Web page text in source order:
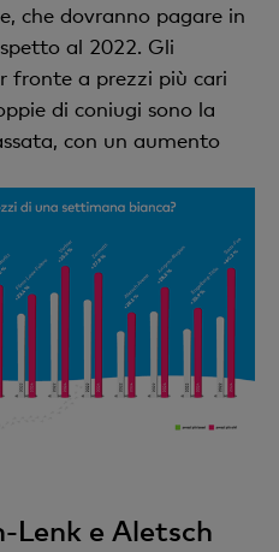
che dovranno pagare in
al 2022. Gli
fronte a prezzi più cari
di coniugi sono la
con un aumento
Lenk e Aletsch